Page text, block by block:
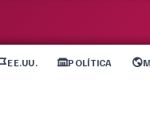
EE.UU. POLÍTICA